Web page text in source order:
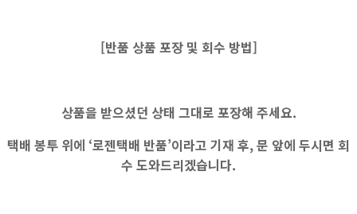
[반품 상품 포장 및 회수 방법]
상품을 받으셨던 상태 그대로 포장해 주세요.
택배 봉투 위에 ‘로젠택배 반품’이라고 기재 후, 문 앞에 두시면 회
수 도와드리겠습니다.